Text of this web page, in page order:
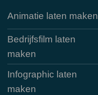
Animatie laten maken
Bedrijfsfilm laten
maken
Infographic laten
maken